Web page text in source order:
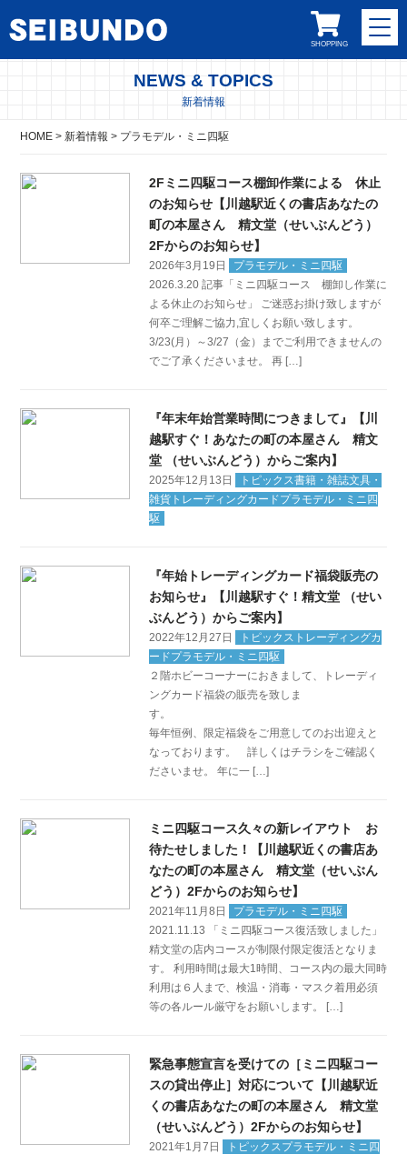
SHOPPING
NEWS & TOPICS
新着情報
HOME >新着情報 > プラモデル・ミニ四駆
2Fミニ四駆コース棚卸作業による 休止
のお知らせ【川越駅近くの書店あなたの
町の本屋さん 精文堂（せいぶんどう）
2Fからのお知らせ】
2026年3月19日
プラモデル・ミニ四駆
2026.3.20 記事「ミニ四駆コース 棚卸し作業に
よる休止のお知らせ」 ご迷惑お掛け致しますが
何卒ご理解ご協力,宜しくお願い致します。
3/23(月）～3/27（金）までご利用できませんの
でご了承くださいませ。 再 […]
『年末年始営業時間につきまして』【川
越駅すぐ！あなたの町の本屋さん 精文
堂 （せいぶんどう）からご案内】
2025年12月13日
トピックス書籍・雑誌文具・
雑貨トレーディングカードプラモデル・ミニ四
駆
『年始トレーディングカード福袋販売の
お知らせ』【川越駅すぐ！精文堂 （せい
ぶんどう）からご案内】
2022年12月27日
トピックストレーディングカ
ードプラモデル・ミニ四駆
２階ホビーコーナーにおきまして、トレーディ
ングカード福袋の販売を致しま
す。
毎年恒例、限定福袋をご用意してのお出迎えと
なっております。 詳しくはチラシをご確認く
ださいませ。 年に一 […]
ミニ四駆コース久々の新レイアウト お
待たせしました！【川越駅近くの書店あ
なたの町の本屋さん 精文堂（せいぶん
どう）2Fからのお知らせ】
2021年11月8日
プラモデル・ミニ四駆
2021.11.13 「ミニ四駆コース復活致しました」
精文堂の店内コースが制限付限定復活となりま
す。 利用時間は最大1時間、コース内の最大同時
利用は６人まで、検温・消毒・マスク着用必須
等の各ルール厳守をお願いします。 […]
緊急事態宣言を受けての［ミニ四駆コー
スの貸出停止］対応について【川越駅近
くの書店あなたの町の本屋さん 精文堂
（せいぶんどう）2Fからのお知らせ】
2021年1月7日
トピックスプラモデル・ミニ四